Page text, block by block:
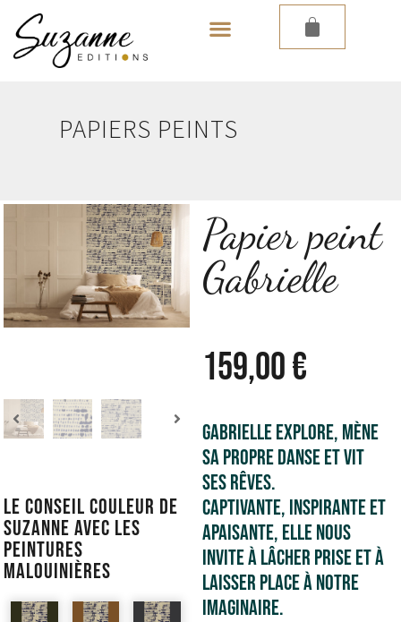
PAPIERS PEINTS
Le conseil couleur de
Suzanne avec les
peintures
Malouinières
Papier peint
Gabrielle
159,00€
Gabrielle explore, mène
sa propre danse et vit
ses rêves.
Captivante, inspirante et
apaisante, elle nous
invite à lâcher prise et à
laisser place à notre
imaginaire.